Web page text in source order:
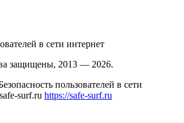
в сети интернет
защищены, 2013 — 2026.
пользователей в сети
surf.ru https://safe-surf.ru